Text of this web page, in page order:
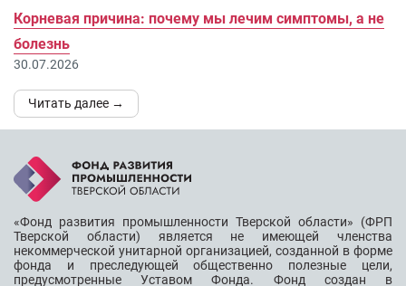
Корневая причина: почему мы лечим симптомы, а не
болезнь
30.07.2026
Читать далее →
«Фонд развития промышленности Тверской области» (ФРП
Тверской области) является не имеющей членства
некоммерческой унитарной организацией, созданной в форме
фонда и преследующей общественно полезные цели,
предусмотренные Уставом Фонда. Фонд создан в